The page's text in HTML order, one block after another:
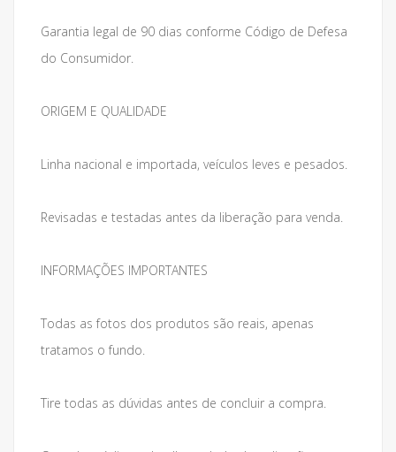
Garantia legal de 90 dias conforme Código de Defesa
do Consumidor.
ORIGEM E QUALIDADE
Linha nacional e importada, veículos leves e pesados.
Revisadas e testadas antes da liberação para venda.
INFORMAÇÕES IMPORTANTES
Todas as fotos dos produtos são reais, apenas
tratamos o fundo.
Tire todas as dúvidas antes de concluir a compra.